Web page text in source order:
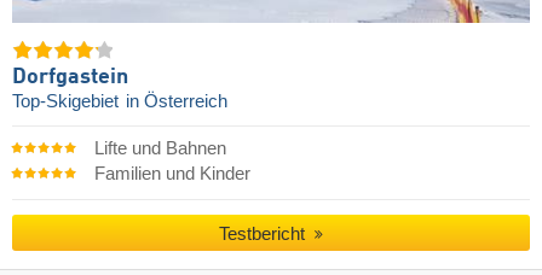
Dorfgastein
Top-Skigebiet in Österreich
Lifte und Bahnen
Familien und Kinder
Testbericht